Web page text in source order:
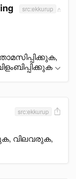
src:ekkurup
src:ekkurup
വിലവരുക,